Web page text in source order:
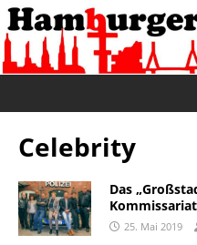
Celebrity
Das
Kommissariat
25. Mai 2019